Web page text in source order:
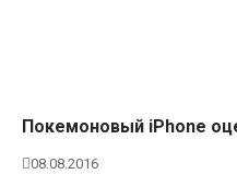
Покемоновый iPhone
08.08.2016